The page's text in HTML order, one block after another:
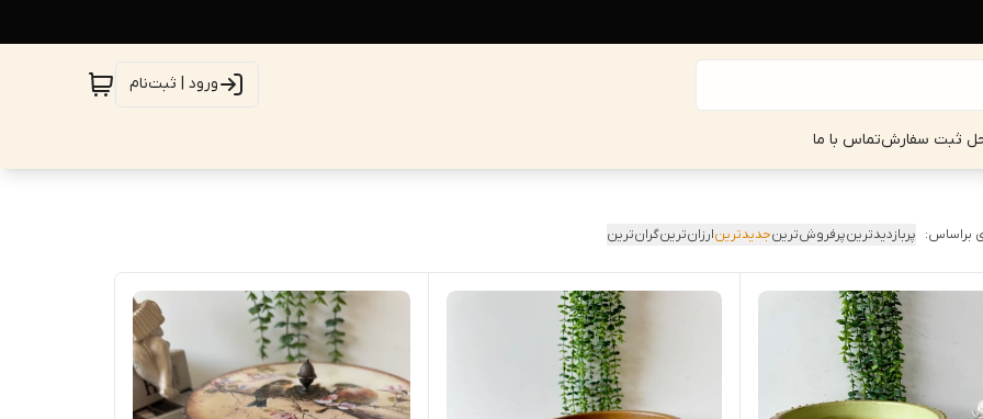
ورود | ثبت‌نام
ثبت سفارشتماس با ما
براساس: پربازدیدترینپرفروش‌ترینجدیدترینارزان‌ترینگران‌ترین